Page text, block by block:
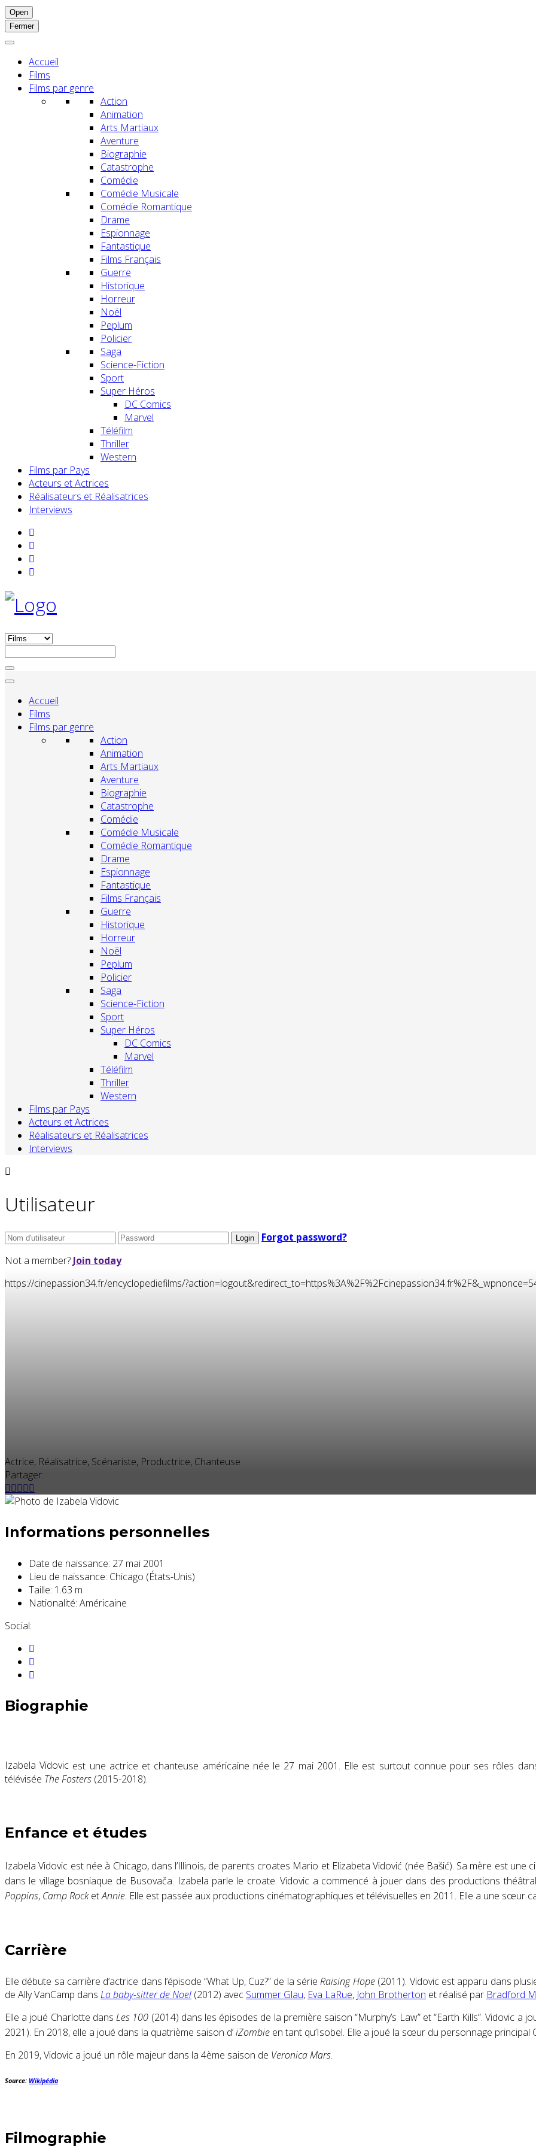
Open
Fermer
Accueil
Films
Films par genre
Action
Animation
Arts Martiaux
Aventure
Biographie
Catastrophe
Comédie
Comédie Musicale
Comédie Romantique
Drame
Espionnage
Fantastique
Films Français
Guerre
Historique
Horreur
Noël
Peplum
Policier
Saga
Science-Fiction
Sport
Super Héros
DC Comics
Marvel
Téléfilm
Thriller
Western
Films par Pays
Acteurs et Actrices
Réalisateurs et Réalisatrices
Interviews
Accueil
Films
Films par genre
Action
Animation
Arts Martiaux
Aventure
Biographie
Catastrophe
Comédie
Comédie Musicale
Comédie Romantique
Drame
Espionnage
Fantastique
Films Français
Guerre
Historique
Horreur
Noël
Peplum
Policier
Saga
Science-Fiction
Sport
Super Héros
DC Comics
Marvel
Téléfilm
Thriller
Western
Films par Pays
Acteurs et Actrices
Réalisateurs et Réalisatrices
Interviews
Utilisateur
Forgot password?
Not a member? Join today
https://cinepassion34.fr/encyclopediefilms/
Actrice, Réalisatrice, Scénariste, Productrice, Chanteuse
Partager:
Informations personnelles
Date de naissance: 27 mai 2001
Lieu de naissance: Chicago (États-Unis)
Taille: 1.63 m
Nationalité: Américaine
Social:
Biographie
Izabela Vidovic est une actrice et chanteuse américaine née le 27 mai 2001. Elle est surtout connue pour ses rôles
télévisée The Fosters (2015-2018).
Enfance et études
Izabela Vidovic est née à Chicago, dans l’Illinois, de parents croates Mario et Elizabeta Vidović (née Bašić). Sa mère est une
dans le village bosniaque de Busovača. Izabela parle le croate.Vidovic a commencé à jouer dans des productions
Poppins, Camp RocketAnnie. Elle est passée aux productions cinématographiques et télévisuelles en 2011. Elle a une sœur
Carrière
Elle débute sa carrière d’actrice dans l’épisode “What Up, Cuz?” de la sérieRaising Hope(2011). Vidovic est apparu dans
de Ally VanCamp dans La baby-sitter de Noel (2012) avec Summer Glau, Eva LaRue, John Brotherton et réalisé par Bradford
Elle a joué Charlotte dansLes 100 (2014) dans les épisodes de la première saison “Murphy’s Law” et “Earth Kills”. Vidovic a
2021). En 2018, elle a joué dans la quatrième saison d’iZombie entant qu’Isobel. Elle a joué la sœur du personnage principal
En 2019, Vidovic a joué un rôle majeur dans la 4ème saison de Veronica Mars.
Source: Wikipédia
Filmographie